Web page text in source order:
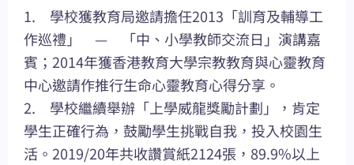
1. 學校獲教育局邀請擔任2013「訓育及輔導工
作巡禮」 — 「中、小學教師交流日」演講嘉
賓；2014年獲香港教育大學宗教教育與心靈教育
中心邀請作推行生命心靈教育心得分享。
2. 學校繼續舉辦「上學威龍獎勵計劃」，肯定
學生正確行為，鼓勵學生挑戰自我，投入校園生
活。2019/20年共收讚賞紙2124張，89.9%以上